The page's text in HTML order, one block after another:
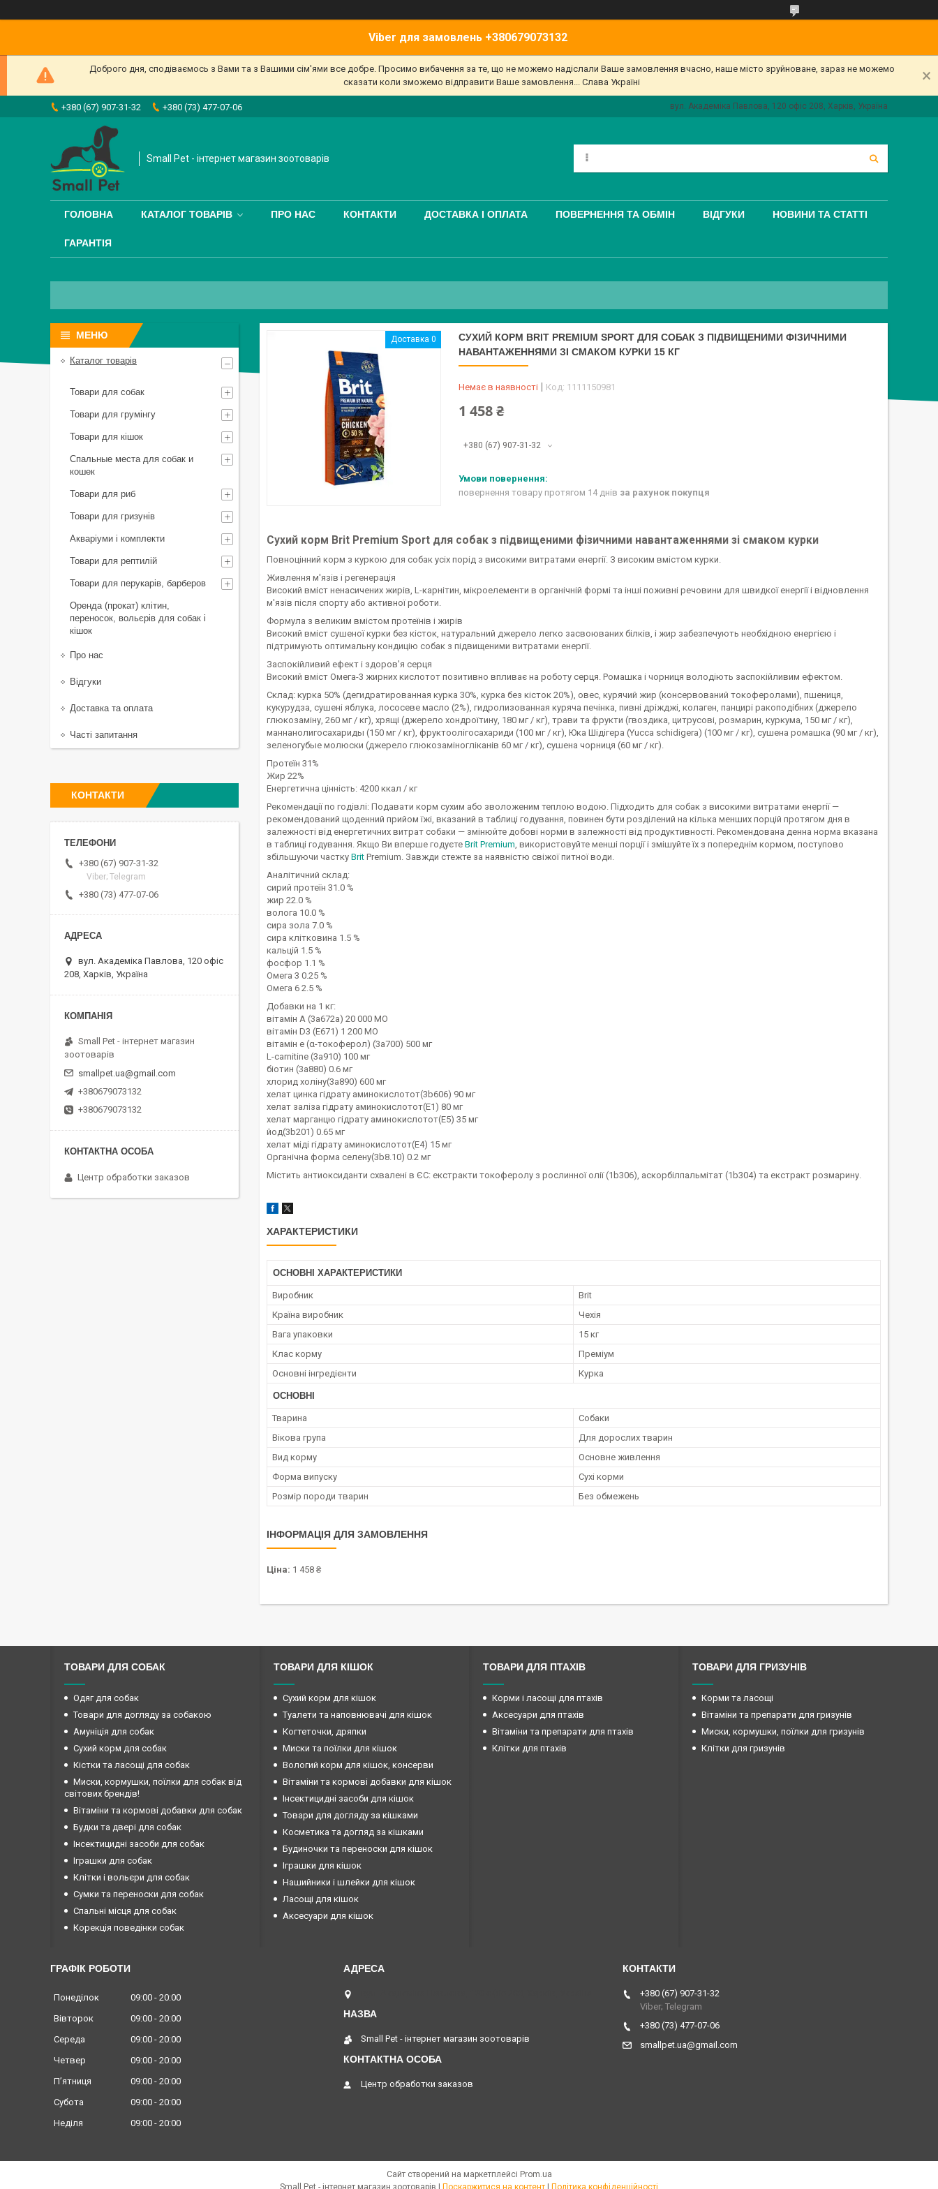
Viber для замовлень +380679073132
Доброго дня, сподіваємось з Вами та з Вашими сім'ями все добре. Просимо вибачення за те, що не можемо надіслали Ваше замовлення вчасно, наше місто зруйноване, зараз не можемо
сказати коли зможемо відправити Ваше замовлення... Слава Україні
+380 (67) 907-31-32 +380 (73) 477-07-06 вул. Академіка Павлова, 120 офіс 208, Харків, Україна
Small Pet - інтернет магазин зоотоварів
ГОЛОВНА КАТАЛОГ ТОВАРІВ ПРО НАС КОНТАКТИ ДОСТАВКА І ОПЛАТА ПОВЕРНЕННЯ ТА ОБМІН ВІДГУКИ НОВИНИ ТА СТАТТІ
ГАРАНТІЯ
Доставка 0
СУХИЙ КОРМ BRIT PREMIUM SPORT ДЛЯ СОБАК З ПІДВИЩЕНИМИ ФІЗИЧНИМИ
НАВАНТАЖЕННЯМИ ЗІ СМАКОМ КУРКИ 15 КГ
Немає в наявності Код: 1111150981
1 458 ₴
+380 (67) 907-31-32
повернення товару протягом 14 днів за рахунок покупця
Сухий корм Brit Premium Sport для собак з підвищеними фізичними навантаженнями зі смаком курки
Повноцінний корм з куркою для собак усіх порід з високими витратами енергії. З високим вмістом курки.
Живлення м'язів і регенерація
Високий вміст ненасичених жирів, L-карнітин, мікроелементи в органічній формі та інші поживні речовини для швидкої енергії і відновлення
м'язів після спорту або активної роботи.
Формула з великим вмістом протеїнів і жирів
Високий вміст сушеної курки без кісток, натуральний джерело легко засвоюваних білків, і жир забезпечують необхідною енергією і
підтримують оптимальну кондицію собак з підвищеними витратами енергії.
Заспокійливий ефект і здоров'я серця
Високий вміст Омега-3 жирних кислотот позитивно впливає на роботу серця. Ромашка і чорниця володіють заспокійливим ефектом.
Склад: курка 50% (дегидратированная курка 30%, курка без кісток 20%), овес, курячий жир (консервований токоферолами), пшениця,
кукурудза, сушені яблука, лососеве масло (2%), гидролизованная куряча печінка, пивні дріжджі, колаген, панцирі ракоподібних (джерело
глюкозаміну, 260 мг / кг), хрящі (джерело хондроїтину, 180 мг / кг), трави та фрукти (гвоздика, цитрусові, розмарин, куркума, 150 мг / кг),
маннанолигосахариды (150 мг / кг), фруктоолігосахариди (100 мг / кг), Юка Шідігера (Yucca schidigera) (100 мг / кг), сушена ромашка (90 мг / кг),
зеленогубые молюски (джерело глюкозаміногліканів 60 мг / кг), сушена чорниця (60 мг / кг).
Протеїн 31%
Жир 22%
Енергетична цінність: 4200 ккал / кг
Рекомендації по годівлі: Подавати корм сухим або зволоженим теплою водою. Підходить для собак з високими витратами енергії —
рекомендований щоденний прийом їжі, вказаний в таблиці годування, повинен бути розділений на кілька менших порцій протягом дня в
залежності від енергетичних витрат собаки — змінюйте добові норми в залежності від продуктивності. Рекомендована денна норма вказана
в таблиці годування. Якщо Ви вперше годуєте Brit Premium, використовуйте менші порції і змішуйте їх з попереднім кормом, поступово
збільшуючи частку Brit Premium. Завжди стежте за наявністю свіжої питної води.
Аналітичний склад:
сирий протеїн 31.0 %
жир 22.0 %
волога 10.0 %
сира зола 7.0 %
сира клітковина 1.5 %
кальцій 1.5 %
фосфор 1.1 %
Омега 3 0.25 %
Омега 6 2.5 %
Добавки на 1 кг:
вітамін A (3a672a) 20 000 МО
вітамін D3 (E671) 1 200 МО
вітамін е (α-токоферол) (3a700) 500 мг
L-carnitine (3a910) 100 мг
біотин (3a880) 0.6 мг
хлорид холіну(3a890) 600 мг
хелат цинка гідрату аминокислотот(3b606) 90 мг
хелат заліза гідрату аминокислотот(E1) 80 мг
хелат марганцю гідрату аминокислотот(E5) 35 мг
йод(3b201) 0.65 мг
хелат міді гідрату аминокислотот(E4) 15 мг
Органічна форма селену(3b8.10) 0.2 мг
Містить антиоксиданти схвалені в ЄС: екстракти токоферолу з рослинної олії (1b306), аскорбілпальмітат (1b304) та екстракт розмарину.
ХАРАКТЕРИСТИКИ
ОСНОВНІ ХАРАКТЕРИСТИКИ
Виробник
Brit
Країна виробник
Чехія
Вага упаковки
15 кг
Клас корму
Преміум
Основні інгредієнти
Курка
ОСНОВНІ
Тварина
Собаки
Вікова група
Для дорослих тварин
Вид корму
Основне живлення
Форма випуску
Сухі корми
Розмір породи тварин
Без обмежень
ІНФОРМАЦІЯ ДЛЯ ЗАМОВЛЕННЯ
Ціна: 1 458 ₴
Каталог товарів
Товари для собак
Товари для грумінгу
Товари для кішок
Спальные места для собак и
кошек
Товари для риб
Товари для гризунів
Акваріуми і комплекти
Товари для рептилій
Товари для перукарів, барберов
Оренда (прокат) клітин,
переносок, вольєрів для собак і
кішок
Про нас
Відгуки
Доставка та оплата
Часті запитання
КОНТАКТИ
+380 (67) 907-31-32
Viber; Telegram
+380 (73) 477-07-06
вул. Академіка Павлова, 120 офіс
208, Харків, Україна
Small Pet - інтернет магазин
зоотоварів
smallpet.ua@gmail.com
+380679073132
+380679073132
Центр обработки заказов
ТОВАРИ ДЛЯ СОБАК
Одяг для собак
Товари для догляду за собакою
Амуніція для собак
Сухий корм для собак
Кістки та ласощі для собак
Миски, кормушки, поїлки для собак від
світових брендів!
Вітаміни та кормові добавки для собак
Будки та двері для собак
Інсектицидні засоби для собак
Іграшки для собак
Клітки і вольєри для собак
Сумки та переноски для собак
Спальні місця для собак
Корекція поведінки собак
ТОВАРИ ДЛЯ КІШОК
Сухий корм для кішок
Туалети та наповнювачі для кішок
Когтеточки, дряпки
Миски та поїлки для кішок
Вологий корм для кішок, консерви
Вітаміни та кормові добавки для кішок
Інсектицидні засоби для кішок
Товари для догляду за кішками
Косметика та догляд за кішками
Будиночки та переноски для кішок
Іграшки для кішок
Нашийники і шлейки для кішок
Ласощі для кішок
Аксесуари для кішок
ТОВАРИ ДЛЯ ПТАХІВ
Корми і ласощі для птахів
Аксесуари для птахів
Вітаміни та препарати для птахів
Клітки для птахів
ТОВАРИ ДЛЯ ГРИЗУНІВ
Корми та ласощі
Вітаміни та препарати для гризунів
Миски, кормушки, поїлки для гризунів
Клітки для гризунів
ГРАФІК РОБОТИ
Понеділок 09:00
20:00
Вівторок
09:00
20:00
Середа
09:00
20:00
Четвер
09:00
20:00
Пʼятниця
09:00
20:00
Субота
09:00
20:00
Неділя
09:00 20:00
Small Pet - інтернет магазин зоотоварів
Центр обработки заказов
+380 (67) 907-31-32
Viber; Telegram
+380 (73) 477-07-06
smallpet.ua@gmail.com
Сайт створений на маркетплейсі Prom.ua
Поскаржитися на контент Політика конфіденційності